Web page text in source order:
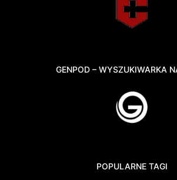
GENPOD – WYSZUKIWARKA
POPULARNE TAGI